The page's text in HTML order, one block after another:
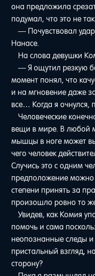
она предложила
подумал, что это не
— Почувствовал
Нанасе.
На слова девушки
— Я ощутил резкую
момент понял, что
и на мгновение даже
все… Когда я
Человеческие
вещи в мире. В любой
мышцы в ноге может
чего человек
Случись это с одним
предположение
степени принять за
произошло ровно то
Увидев, как Комия
помочь и сама
неопознанные следы
пристальный взгляд,
сторону?